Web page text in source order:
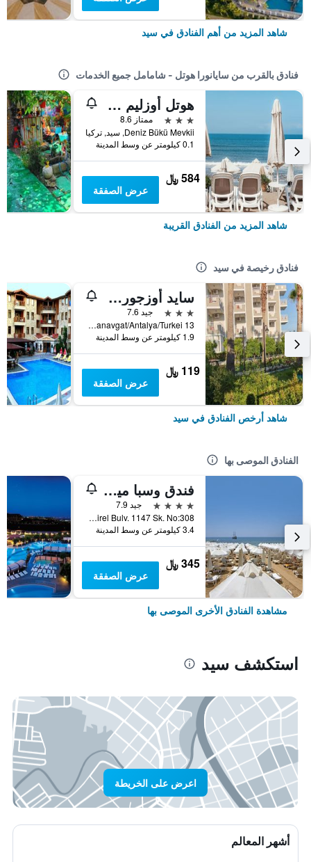
شاهد المزيد من أهم الفنادق في سيد
فنادق بالقرب من سايانورا هوتل - شامامل جميع الخدمات
هوتل أوزليم جاردن - شامل جميع الخدمات
3 نجوم
ممتاز 8.6
Deniz Bükü Mevkii, سيد, تركيا
0.1 كيلومتر عن وسط المدينة
584 ﷼
عرض الصفقة
شاهد المزيد من الفنادق القريبة
فنادق رخيصة في سيد
سايد أوزجورهان هوتل
3 نجوم
جيد 7.6
13 Cennetler Caddesi Side Cennetler Caddesi No:13 Manavgat/Antalya/Turkei, سيد, تركيا
1.9 كيلومتر عن وسط المدينة
119 ﷼
عرض الصفقة
شاهد أرخص الفنادق في سيد
الفنادق الموصى بها
فندق وسبا ميرفي صن
4 نجوم
جيد 7.9
Yali Mah. Suleyman Demirel Bulv. 1147 Sk. No:308, سيد, تركيا
3.4 كيلومتر عن وسط المدينة
345 ﷼
عرض الصفقة
مشاهدة الفنادق الأخرى الموصى بها
استكشف سيد
اعرض على الخريطة
أشهر المعالم